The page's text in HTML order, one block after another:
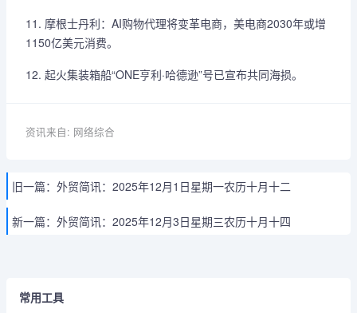
11. 摩根士丹利：AI购物代理将变革电商，美电商2030年或增
1150亿美元消费。
12. 起火集装箱船“ONE亨利·哈德逊”号已宣布共同海损。
资讯来自: 网络综合
旧一篇： 外贸简讯：2025年12月1日星期一农历十月十二
新一篇： 外贸简讯：2025年12月3日星期三农历十月十四
常用工具